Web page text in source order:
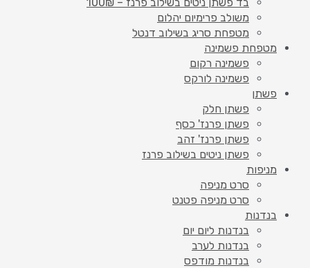
משולב פרימיום יהלום
מטפחת סריג בשילוב דנטל
מטפחת פשמינה
פשמינה רקום
פשמינה לורקס
פשתן
פשתן חלק
פשתן פרנז' כסף
פשתן פרנז' זהב
פשתן ניטים בשילוב פרנז
מניפות
סרט מניפה
סרט מניפה פטנט
בנדנות
בנדנות ליום יום
בנדנות לערב
בנדנות מודפס